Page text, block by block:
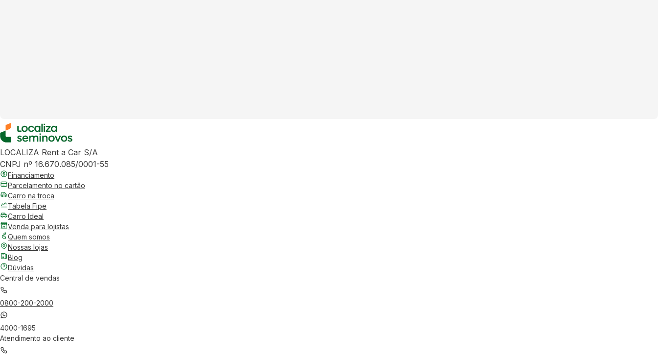
LOCALIZA Rent a Car S/A
CNPJ nº 16.670.085/0001-55
Financiamento
Parcelamento no cartão
Carro na troca
Tabela Fipe
Carro Ideal
Venda para lojistas
Quem somos
Nossas lojas
Blog
Dúvidas
Central de vendas
0800-200-2000
4000-1695
Atendimento ao cliente